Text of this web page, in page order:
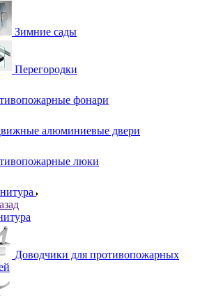
Зимние сады
Перегородки
фонари
алюминиевые двери
люки
Доводчики для противопожарных